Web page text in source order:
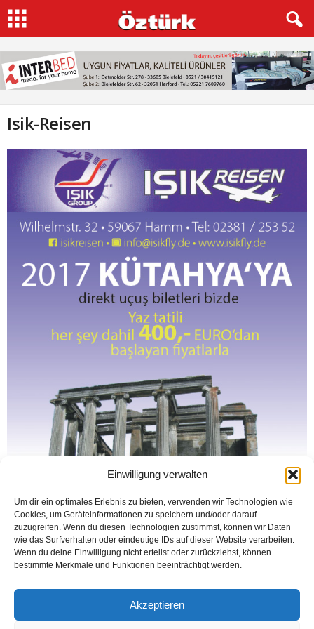
Einwilligung verwalten
Um dir ein optimales Erlebnis zu bieten, verwenden wir Technologien wie
Cookies, um Geräteinformationen zu speichern und/oder darauf
zuzugreifen. Wenn du diesen Technologien zustimmst, können wir Daten
wie das Surfverhalten oder eindeutige IDs auf dieser Website verarbeiten.
Wenn du deine Einwilligung nicht erteilst oder zurückziehst, können
bestimmte Merkmale und Funktionen beeinträchtigt werden.
Akzeptieren
Isik-Reisen